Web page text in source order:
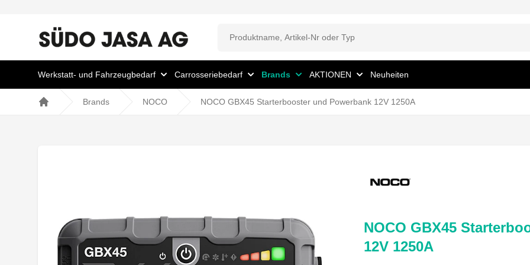
Werkstatt- und Fahrzeugbedarf Carrosseriebedarf Brands AKTIONEN Neuheiten
Brands NOCO NOCO GBX45 Starterbooster und Powerbank 12V 1250A
NOCO GBX45
12V 1250A